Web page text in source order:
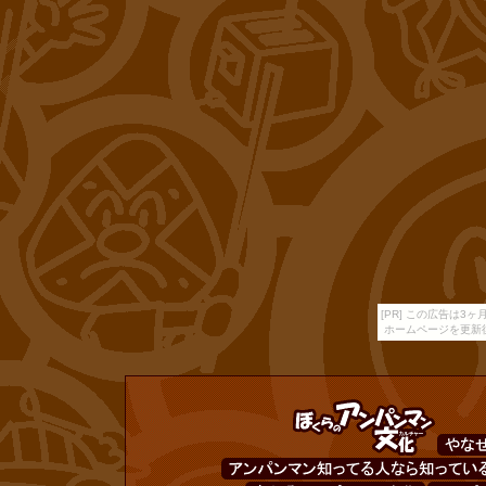
[PR] この広告は3ヶ
ホームページを更